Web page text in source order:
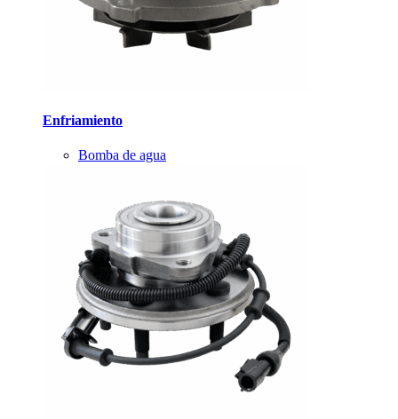
Enfriamiento
Bomba de agua